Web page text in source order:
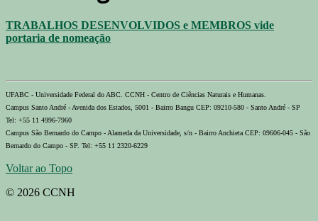
TRABALHOS DESENVOLVIDOS e MEMBROS vide
portaria de nomeação
UFABC - Universidade Federal do ABC. CCNH - Centro de Ciências Naturais e Humanas.
Campus Santo André - Avenida dos Estados, 5001 - Bairro Bangu CEP: 09210-580 - Santo André - SP
Tel: +55 11 4996-7960
Campus São Bernardo do Campo - Alameda da Universidade, s/n - Bairro Anchieta CEP: 09606-045 - São
Bernardo do Campo - SP. Tel: +55 11 2320-6229
Voltar ao Topo
© 2026 CCNH